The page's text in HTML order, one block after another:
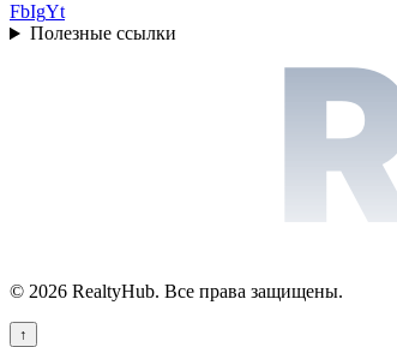
FbIgYt
Полезные ссылки
© 2026 RealtyHub. Все права защищены.
↑